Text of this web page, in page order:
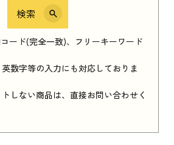
検索
コード(完全一致)、フリーキーワード
英数字等の入力にも対応しておりま
トしない商品は、直接お問い合わせく
シリーズ 2025
シリーズ 2025 新品買取価格はこち
チ 2025年春モデル